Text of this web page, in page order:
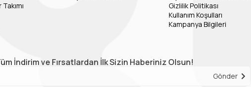
Gizlilik Politikası
Kullanım Koşulları
Kampanya Bilgileri
İndirim ve Fırsatlardan İlk Sizin Haberiniz Olsun!
Gönder